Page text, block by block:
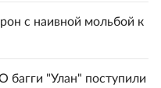
с наивной мольбой к
багги "Улан" поступили